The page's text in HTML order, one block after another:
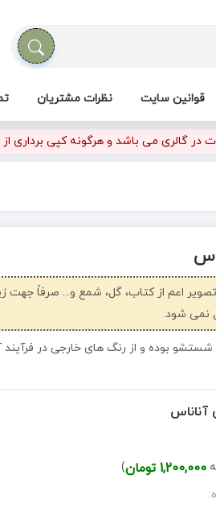
قوانین سایت نظرات مشتریان
گالری می باشد و هرگونه کپی برداری از
اعم از کتاب، گل، شمع و... صرفاً جهت
نمی شود.
شستشو بوده و از رنگ های خارجی در فرآیند
1,200,000 تومان
)